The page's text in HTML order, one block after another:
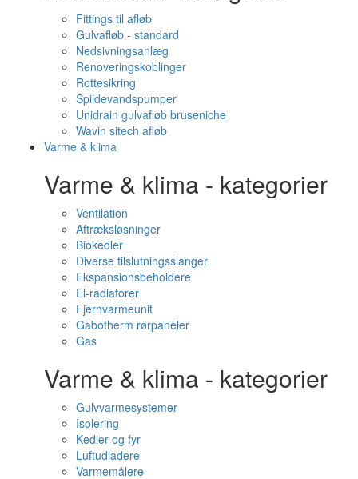
Fittings til afløb
Gulvafløb - standard
Nedsivningsanlæg
Renoveringskoblinger
Rottesikring
Spildevandspumper
Unidrain gulvafløb bruseniche
Wavin sitech afløb
Varme & klima
Varme & klima - kategorier
Ventilation
Aftræksløsninger
Biokedler
Diverse tilslutningsslanger
Ekspansionsbeholdere
El-radiatorer
Fjernvarmeunit
Gabotherm rørpaneler
Gas
Varme & klima - kategorier
Gulvvarmesystemer
Isolering
Kedler og fyr
Luftudladere
Varmemålere